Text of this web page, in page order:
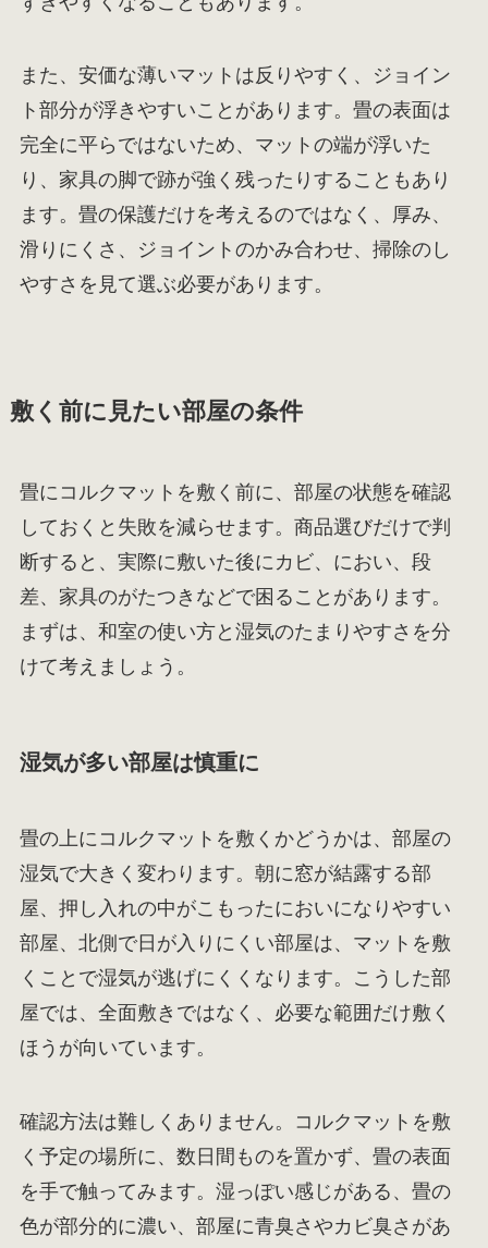
また、安価な薄いマットは反りやすく、ジョイン
ト部分が浮きやすいことがあります。畳の表面は
完全に平らではないため、マットの端が浮いた
り、家具の脚で跡が強く残ったりすることもあり
ます。畳の保護だけを考えるのではなく、厚み、
滑りにくさ、ジョイントのかみ合わせ、掃除のし
やすさを見て選ぶ必要があります。
敷く前に見たい部屋の条件
畳にコルクマットを敷く前に、部屋の状態を確認
しておくと失敗を減らせます。商品選びだけで判
断すると、実際に敷いた後にカビ、におい、段
差、家具のがたつきなどで困ることがあります。
まずは、和室の使い方と湿気のたまりやすさを分
けて考えましょう。
湿気が多い部屋は慎重に
畳の上にコルクマットを敷くかどうかは、部屋の
湿気で大きく変わります。朝に窓が結露する部
屋、押し入れの中がこもったにおいになりやすい
部屋、北側で日が入りにくい部屋は、マットを敷
くことで湿気が逃げにくくなります。こうした部
屋では、全面敷きではなく、必要な範囲だけ敷く
ほうが向いています。
確認方法は難しくありません。コルクマットを敷
く予定の場所に、数日間ものを置かず、畳の表面
を手で触ってみます。湿っぽい感じがある、畳の
色が部分的に濃い、部屋に青臭さやカビ臭さがあ